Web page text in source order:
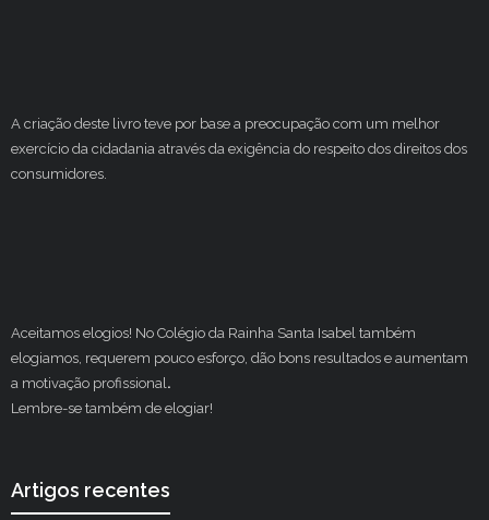
A criação deste livro teve por base a preocupação com um melhor
exercício da cidadania através da exigência do respeito dos direitos dos
consumidores.
Aceitamos elogios! No Colégio da Rainha Santa Isabel também
elogiamos, requerem pouco esforço, dão bons resultados e aumentam
a motivação profissional.
Lembre-se também de elogiar!
Artigos recentes